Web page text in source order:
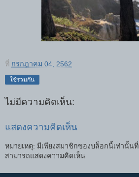
ที่ กรกฎาคม 04, 2562
ใช้ร่วมกัน
ไม่มีความคิดเห็น:
แสดงความคิดเห็น
หมายเหตุ: มีเพียงสมาชิกของบล็อกนี้เท่านั้นที่
สามารถแสดงความคิดเห็น